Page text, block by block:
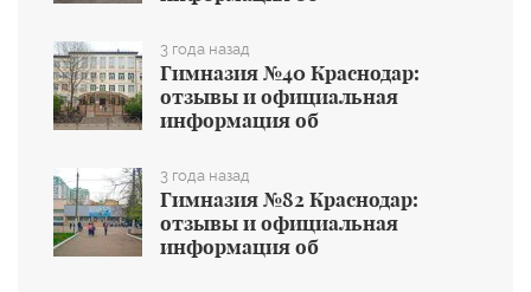
3 года назад
Гимназия №40 Краснодар:
отзывы и официальная
информация об
3 года назад
Гимназия №82 Краснодар:
отзывы и официальная
информация об